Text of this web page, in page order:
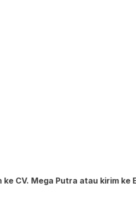
ke CV. Mega Putra atau kirim ke